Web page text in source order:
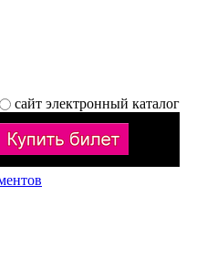
сайт электронный каталог